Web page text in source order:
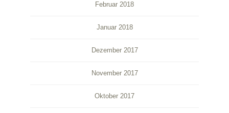
Februar 2018
Januar 2018
Dezember 2017
November 2017
Oktober 2017